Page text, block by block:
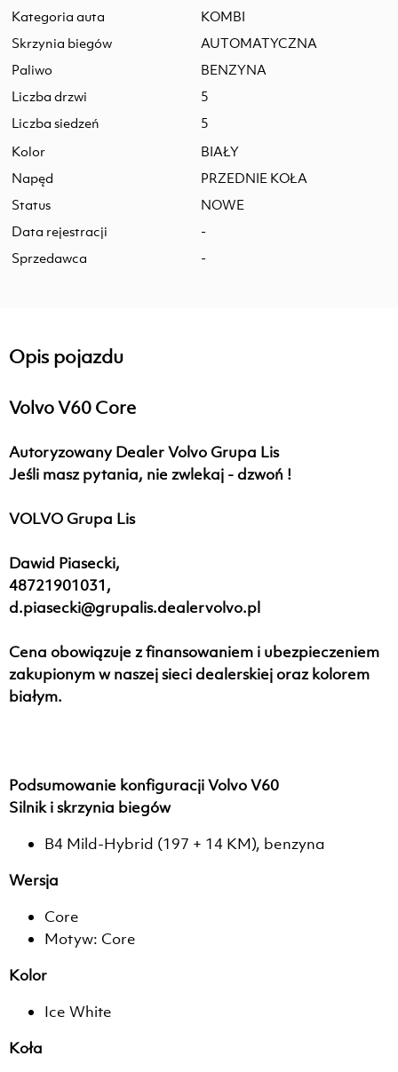
Kategoria auta
KOMBI
Skrzynia biegów
AUTOMATYCZNA
Paliwo
BENZYNA
Liczba drzwi
5
Liczba siedzeń
5
Kolor
BIAŁY
Napęd
PRZEDNIE KOŁA
Status
NOWE
Data rejestracji
-
Sprzedawca
-
Opis pojazdu
Volvo V60 Core
Autoryzowany Dealer Volvo Grupa Lis
Jeśli masz pytania, nie zwlekaj - dzwoń !
VOLVO Grupa Lis
Dawid Piasecki,
48721901031,
d.piasecki@grupalis.dealervolvo.pl
Cena obowiązuje z finansowaniem i ubezpieczeniem
zakupionym w naszej sieci dealerskiej oraz kolorem
białym.
Podsumowanie konfiguracji Volvo V60
Silnik i skrzynia biegów
B4 Mild-Hybrid (197 + 14 KM), benzyna
Wersja
Core
Motyw: Core
Kolor
Ice White
Koła